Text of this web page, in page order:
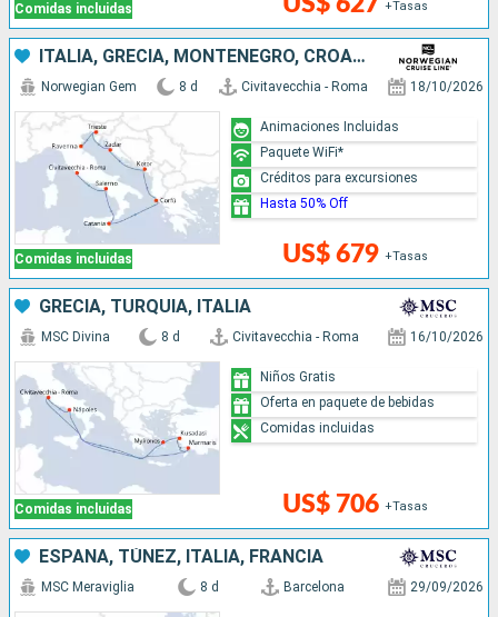
Comidas incluidas +Tasas
ITALIA, GRECIA, MONTENEGRO, CROACIA
Comidas incluidas
Norwegian Gem 8 d Civitavecchia - Roma 18/10/2026
US$ 679 +Tasas
Animaciones Incluidas
Paquete WiFi*
Créditos para excursiones
Hasta 50% Off
GRECIA, TURQUÍA, ITALIA
Comidas incluidas
MSC Divina 8 d Civitavecchia - Roma 16/10/2026
US$ 706 +Tasas
Niños Gratis
Oferta en paquete de bebidas
Comidas incluidas
ESPAÑA, TÚNEZ, ITALIA, FRANCIA
MSC Meraviglia 8 d Barcelona 29/09/2026